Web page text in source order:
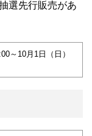
選先行販売があ
～10月1日（日）